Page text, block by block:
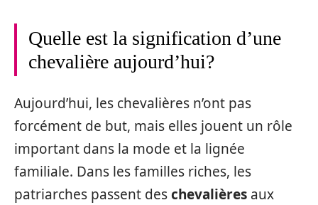
Quelle est la signification d’une
chevalière aujourd’hui?
Aujourd’hui, les chevalières n’ont pas
forcément de but, mais elles jouent un rôle
important dans la mode et la lignée
familiale. Dans les familles riches, les
patriarches passent deschevalières aux